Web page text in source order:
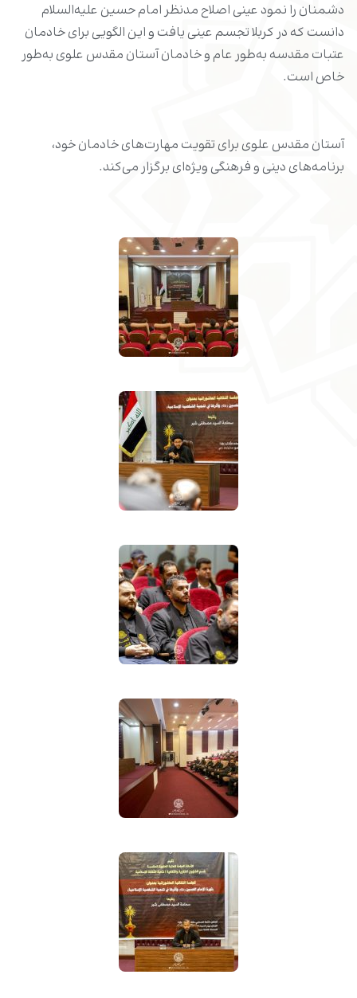
دشمنان را نمود عینی اصلاح مدنظر امام حسین علیه‌السلام
دانست که در کربلا تجسم عینی یافت و این الگویی برای خادمان
عتبات مقدسه به‌طور عام و خادمان آستان مقدس علوی به‌طور
خاص است.
آستان مقدس علوی برای تقویت مهارت‌های خادمان خود،
برنامه‌های دینی و فرهنگی ویژه‌ای برگزار می‌کند.